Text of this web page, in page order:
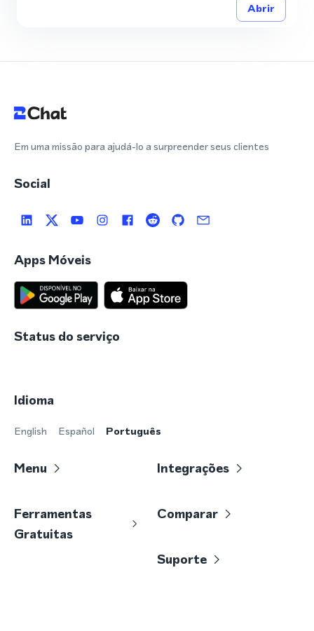
Abrir
Em uma missão para ajudá-lo a surpreender seus clientes
Social
Apps Móveis
Status do serviço
Idioma
English Español Português
Menu Integrações
Ferramentas
Gratuitas
Comparar
Suporte